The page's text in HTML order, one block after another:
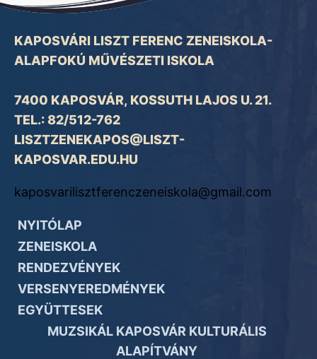
KAPOSVÁRI LISZT FERENC ZENEISKOLA-
ALAPFOKÚ MŰVÉSZETI ISKOLA
7400 KAPOSVÁR, KOSSUTH LAJOS U. 21.
TEL.: 82/512-762
LISZTZENEKAPOS@LISZT-
KAPOSVAR.EDU.HU
kaposvarilisztferenczeneiskola@gmail.com
NYITÓLAP
ZENEISKOLA
RENDEZVÉNYEK
VERSENYEREDMÉNYEK
EGYÜTTESEK
MUZSIKÁL KAPOSVÁR KULTURÁLIS
ALAPÍTVÁNY